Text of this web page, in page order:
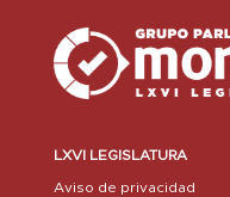
LXVI LEGISLATURA
Aviso de privacidad